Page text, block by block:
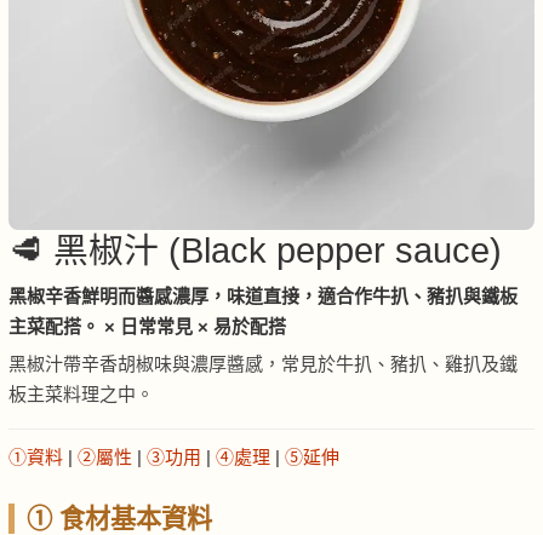
🥩 黑椒汁 (Black pepper sauce)
黑椒辛香鮮明而醬感濃厚，味道直接，適合作牛扒、豬扒與鐵板
主菜配搭。 × 日常常見 × 易於配搭
黑椒汁帶辛香胡椒味與濃厚醬感，常見於牛扒、豬扒、雞扒及鐵
板主菜料理之中。
①資料 | ②屬性 | ③功用 | ④處理 | ⑤延伸
① 食材基本資料